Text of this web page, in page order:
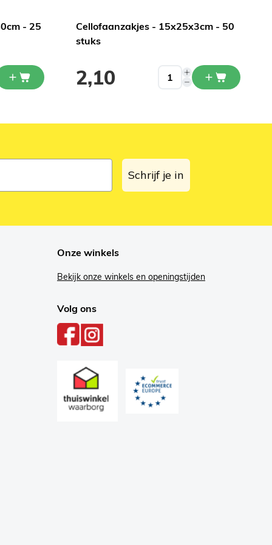
- 25
Cellofaanzakjes - 15x25x3cm - 50
stuks
2,10
Schrijf je in
Onze winkels
Bekijk onze winkels en openingstijden
Volg ons